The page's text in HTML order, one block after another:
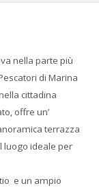
nella parte più
di Marina
cittadina
offre un’
terrazza
luogo ideale per
e un ampio